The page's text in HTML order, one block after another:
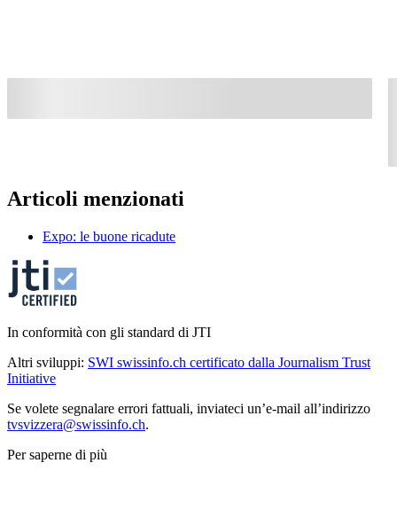
Articoli menzionati
Expo: le buone ricadute
In conformità con gli standard di JTI
Altri sviluppi: SWI swissinfo.ch certificato dalla Journalism Trust
Initiative
Se volete segnalare errori fattuali, inviateci un’e-mail all’indirizzo
tvsvizzera@swissinfo.ch.
Per saperne di più